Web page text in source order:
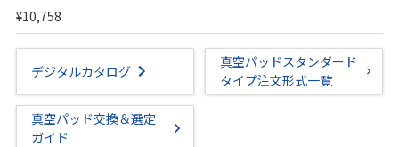
¥10,758
デジタルカタログ
真空パッドスタンダード
タイプ注文形式一覧
真空パッド交換＆選定
ガイド